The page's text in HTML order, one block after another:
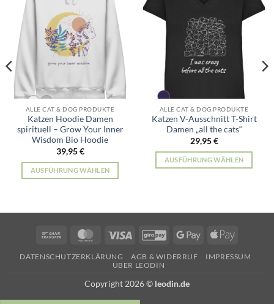
ALLE CAT & DOG PRODUKTE
Katzen Hoodie Damen
spirituell – Grow Your Inner
Wisdom Bio Hoodie
39,95€
AUSFÜHRUNG WÄHLEN
Varianten
Die
können
auf
ALLE CAT & DOG PRODUKTE
Katzen V-Ausschnitt T-Shirt
Damen „all the cats“
29,95€
AUSFÜHRUNG WÄHLEN
mehrere
auf.
Bank
MasterCardVisa GiroPay Google
Apple
DATENSCHUTZERKLÄRUNG AGB & WIDERRUF
IMPRESSUM
ÜBER LEODIN
Copyright 2026 © leodin.de